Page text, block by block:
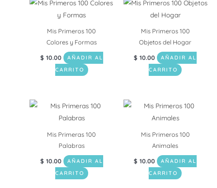
Mis Primeros 100
Colores y Formas
$ 10.00
AÑADIR AL
CARRITO
Mis Primeros 100
Objetos del Hogar
$ 10.00
AÑADIR AL
CARRITO
Mis Primeras 100
Palabras
$ 10.00
AÑADIR AL
CARRITO
Mis Primeros 100
Animales
$ 10.00
AÑADIR AL
CARRITO